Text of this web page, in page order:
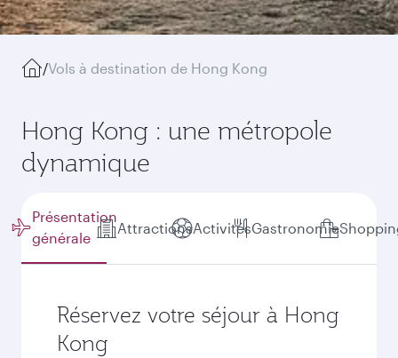
/Vols à destination de Hong Kong
Hong Kong : une métropole
dynamique
Présentation
générale
AttractionsActivitésGastronomie
Réservez votre séjour à Hong
Kong